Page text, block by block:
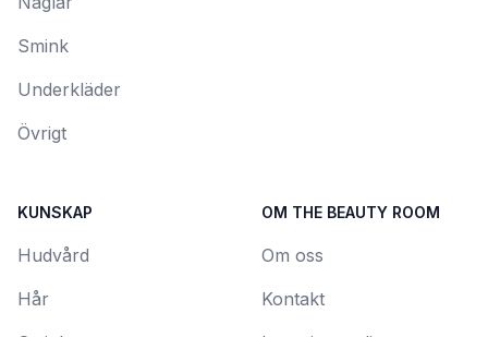
Smink
Underkläder
Övrigt
KUNSKAP
Hudvård
Hår
OM THE BEAUTY ROOM
Om oss
Kontakt